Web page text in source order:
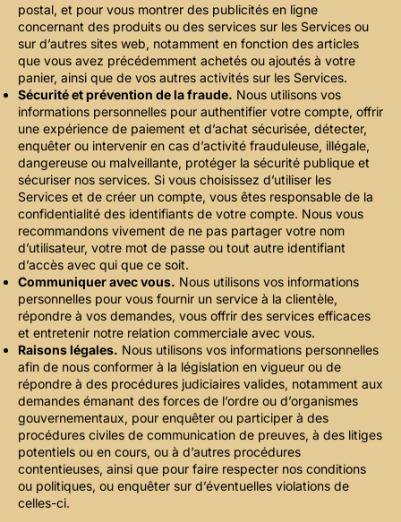
postal, et pour vous montrer des publicités en ligne
concernant des produits ou des services sur les Services ou
sur d’autres sites web, notamment en fonction des articles
que vous avez précédemment achetés ou ajoutés à votre
panier, ainsi que de vos autres activités sur les Services.
Sécurité et prévention de la fraude. Nous utilisons vos
informations personnelles pour authentifier votre compte, offrir
une expérience de paiement et d’achat sécurisée, détecter,
enquêter ou intervenir en cas d’activité frauduleuse, illégale,
dangereuse ou malveillante, protéger la sécurité publique et
sécuriser nos services. Si vous choisissez d’utiliser les
Services et de créer un compte, vous êtes responsable de la
confidentialité des identifiants de votre compte. Nous vous
recommandons vivement de ne pas partager votre nom
d’utilisateur, votre mot de passe ou tout autre identifiant
d’accès avec qui que ce soit.
Communiquer avec vous. Nous utilisons vos informations
personnelles pour vous fournir un service à la clientèle,
répondre à vos demandes, vous offrir des services efficaces
et entretenir notre relation commerciale avec vous.
Raisons légales. Nous utilisons vos informations personnelles
afin de nous conformer à la législation en vigueur ou de
répondre à des procédures judiciaires valides, notamment aux
demandes émanant des forces de l’ordre ou d’organismes
gouvernementaux, pour enquêter ou participer à des
procédures civiles de communication de preuves, à des litiges
potentiels ou en cours, ou à d’autres procédures
contentieuses, ainsi que pour faire respecter nos conditions
ou politiques, ou enquêter sur d’éventuelles violations de
celles-ci.